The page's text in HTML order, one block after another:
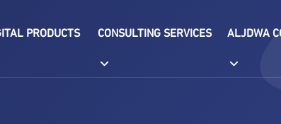
PRODUCTS CONSULTING SERVICES ALJDWA